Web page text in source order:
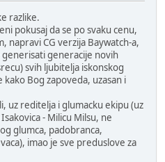
razlike.
pokusaj da se po svaku cenu,
napravi CG verzija Baywatch-a,
generacije novih
svih ljubitelja iskonskog
Bog zapoveda, uzasan i
uz reditelja i glumacku ekipu (uz
- Milicu Milsu, ne
glumca, padobranca,
imao je sve preduslove za